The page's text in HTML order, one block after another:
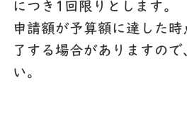
につき1回限りとします。
申請額が予算額に達した
了する場合がありますので
い。